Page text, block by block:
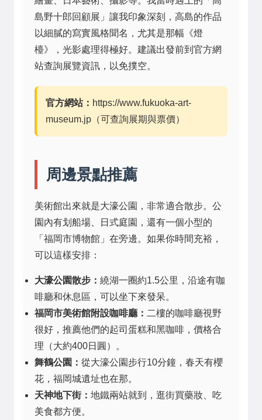
島野十郎回顧展」讓我印象深刻，高島的作品
以細膩的寫實風格聞名，尤其是那幅《燈
檯》，光影處理得極好。建議出發前到官方網
站查詢展覽資訊，以免撲空。
官方網站： https://www.fukuoka-art-
museum.jp（可查詢展期與票價）
周邊景點推薦
美術館出來就是大濠公園，非常適合散步。公
園內有划船場、日式庭園，還有一個小型的
「福岡市博物館」在旁邊。如果你時間充裕，
可以這樣安排：
大濠公園散步： 繞湖一圈約1.5公里，沿途有咖
啡廳和休息區，可以坐下來發呆。
福岡市美術館附設咖啡廳： 二樓的咖啡廳視野
很好，推薦他們的起司蛋糕和黑咖啡，價格合
理（大約400日圓）。
舞鶴公園： 從大濠公園步行10分鐘，春天有櫻
花，福岡城遺址也在那。
天神地下街： 地鐵兩站就到，逛街買藥妝、吃
美食都方便。